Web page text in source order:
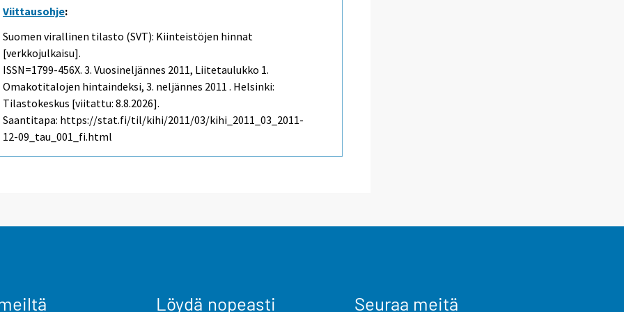
Viittausohje:
Suomen virallinen tilasto (SVT): Kiinteistöjen hinnat
[verkkojulkaisu].
ISSN=1799-456X.3. Vuosineljännes 2011, Liitetaulukko 1.
Omakotitalojen hintaindeksi, 3. neljännes 2011 . Helsinki:
Tilastokeskus [viitattu: 8.8.2026].
Saantitapa: https://stat.fi/til/kihi/2011/03/kihi_2011_03_2011-
12-09_tau_001_fi.html
Löydä nopeasti Seuraa meitä